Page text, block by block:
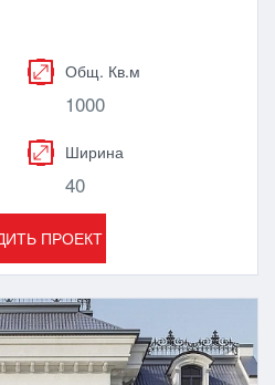
Общ. Кв.м
1000
Ширина
40
ПРОЕКТ